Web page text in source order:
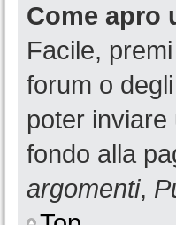
Come apro
Facile,
forum o
poter
fondo alla
argomenti,